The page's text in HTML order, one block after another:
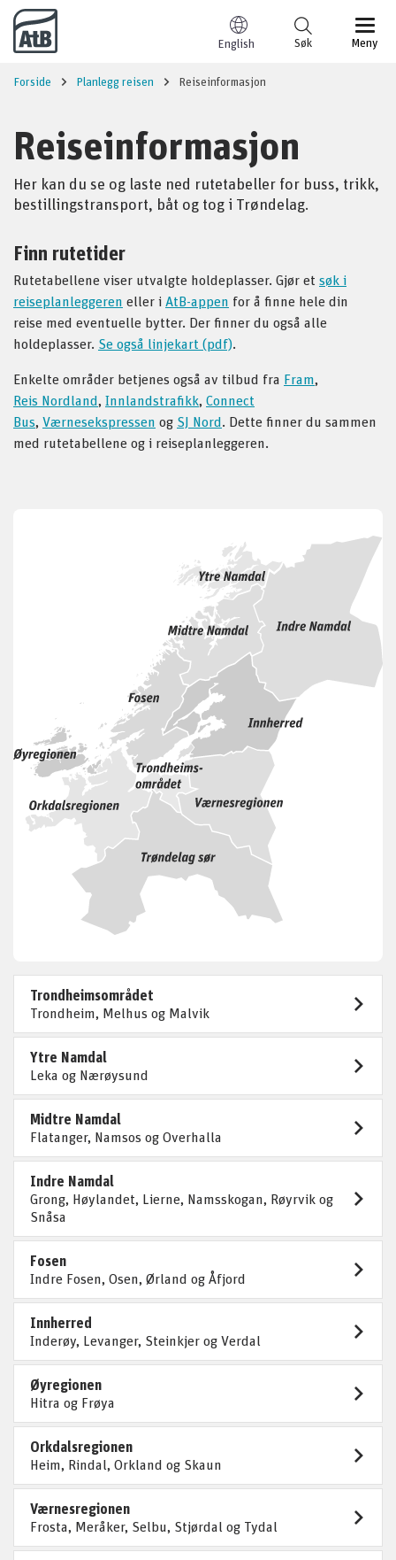
Til innhold
English Meny
Søk
Forside Planlegg reisen Reiseinformasjon
Reiseinformasjon
Her kan du se og laste ned rutetabeller for buss, trikk,
bestillingstransport, båt og tog i Trøndelag.
Finn rutetider
Rutetabellene viser utvalgte holdeplasser. Gjør et søk i
reiseplanleggeren eller i AtB-appen for å finne hele din
reise med eventuelle bytter. Der finner du også alle
holdeplasser. Se også linjekart (pdf).
Enkelte områder betjenes også av tilbud fra Fram,
Reis Nordland, Innlandstrafikk, Connect
Bus, Værnesekspressen og SJ Nord. Dette finner du sammen
med rutetabellene og i reiseplanleggeren.
Trondheimsområdet
Trondheim, Melhus og Malvik
Ytre Namdal
Leka og Nærøysund
Midtre Namdal
Flatanger, Namsos og Overhalla
Indre Namdal
Grong, Høylandet, Lierne, Namsskogan, Røyrvik og
Snåsa
Fosen
Indre Fosen, Osen, Ørland og Åfjord
Innherred
Inderøy, Levanger, Steinkjer og Verdal
Øyregionen
Hitra og Frøya
Orkdalsregionen
Heim, Rindal, Orkland og Skaun
Værnesregionen
Frosta, Meråker, Selbu, Stjørdal og Tydal